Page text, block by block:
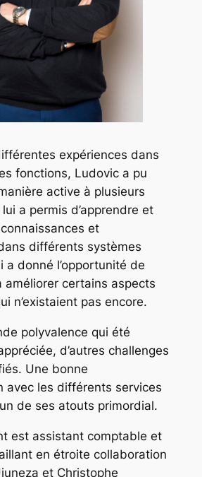
expériences dans
fonctions, Ludovic a pu
active à plusieurs
a permis d’apprendre et
et
différents systèmes
a donné l’opportunité de
améliorer certains aspects
n’existaient pas encore.
polyvalence qui été
d’autres challenges
Une bonne
avec les différents services
de ses atouts primordial.
est assistant comptable et
en étroite collaboration
et Christophe